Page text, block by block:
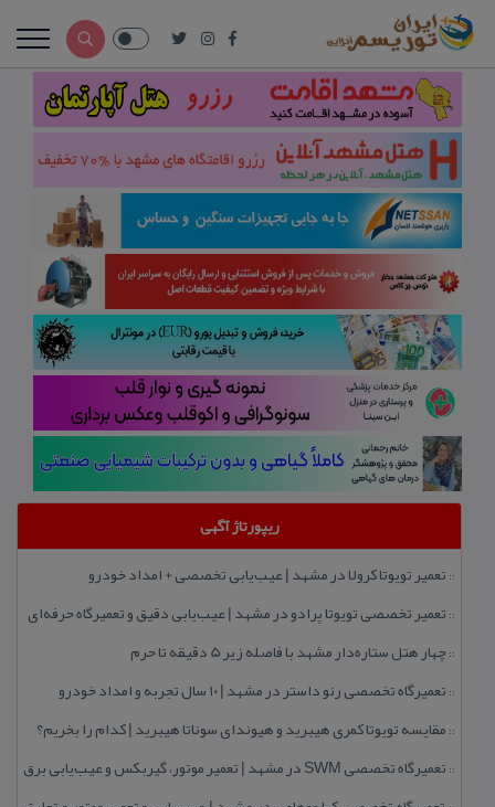
ریپورتاژ آگهی
:: تعمیر تویوتا كرولا در مشهد | عیب‌یابی تخصصی + امداد خودرو
:: تعمیر تخصصی تویوتا پرادو در مشهد | عیب‌یابی دقیق و تعمیرگاه حرفه‌ای
::چهار هتل‌ ستاره‌دار مشهد با فاصله زیر 5 دقیقه تا حرم
:: تعمیرگاه تخصصی رنو داستر در مشهد | ۱۰ سال تجربه و امداد خودرو
:: مقایسه تویوتا كمری هیبرید و هیوندای سوناتا هیبرید | كدام را بخریم؟
:: تعمیرگاه تخصصی SWM در مشهد | تعمیر موتور، گیربكس و عیب‌یابی برق